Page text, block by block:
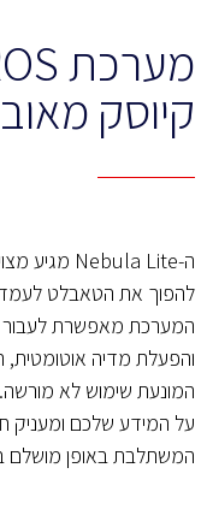
קיוסק
להפוך את הטאבלט
המערכת מאפשרת לעבור
והפעלת מדיה אוטומטית,
המונעת שימוש לא
על המידע שלכם ומעניק
המשתלבת באופן מושלם